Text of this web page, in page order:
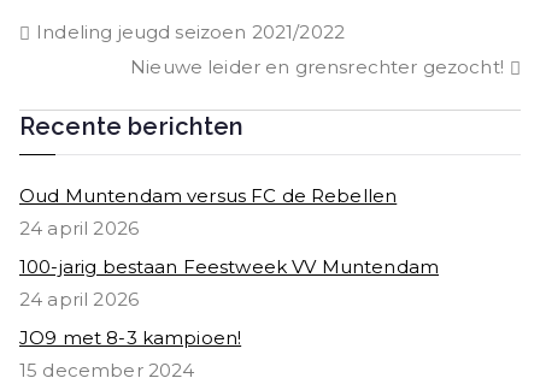
b
o
k
e A
p
p
Bericht
navigatie
Indeling jeugd seizoen 2021/2022
Nieuwe leider en grensrechter gezocht!
Recente berichten
Oud Muntendam versus FC de Rebellen
24 april 2026
100-jarig bestaan Feestweek VV Muntendam
24 april 2026
JO9 met 8-3 kampioen!
15 december 2024